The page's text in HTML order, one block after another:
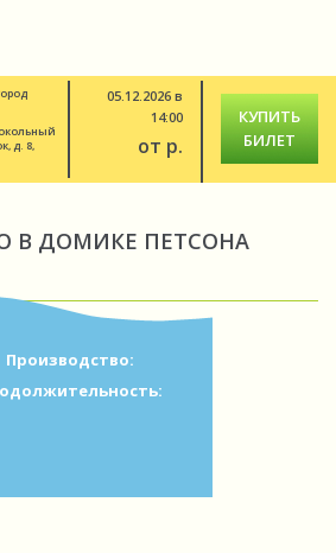
д. 8,
05.12.2026 в
14:00
от р.
КУПИТЬ
БИЛЕТ
В ДОМИКЕ ПЕТСОНА
Производство: